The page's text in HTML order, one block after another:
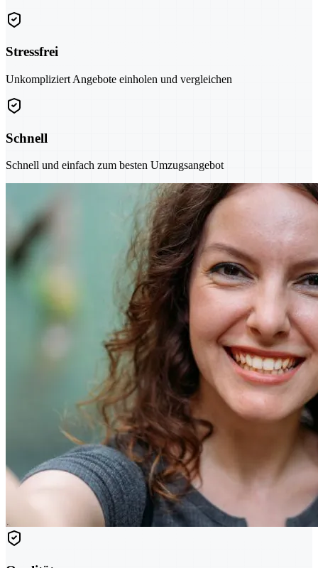
Stressfrei
Unkompliziert Angebote einholen und vergleichen
Schnell
Schnell und einfach zum besten Umzugsangebot